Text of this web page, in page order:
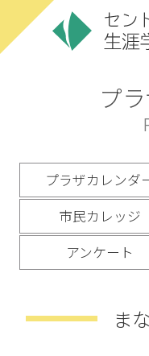
プ
ま
プラザカレンダ
市民カレッジ
アンケート